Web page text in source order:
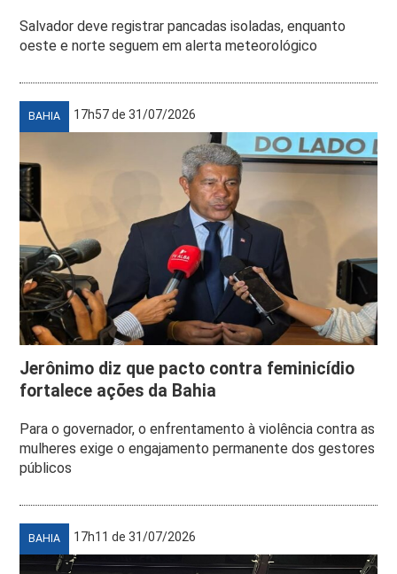
Salvador deve registrar pancadas isoladas, enquanto
oeste e norte seguem em alerta meteorológico
BAHIA 17h57 de 31/07/2026
Jerônimo diz que pacto contra feminicídio
fortalece ações da Bahia
Para o governador, o enfrentamento à violência contra as
mulheres exige o engajamento permanente dos gestores
públicos
BAHIA 17h11 de 31/07/2026